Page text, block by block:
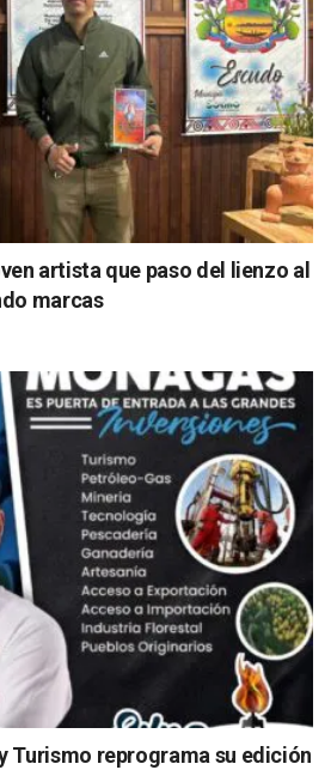
artista que paso del lienzo al
marcas
Turismo reprograma su edición